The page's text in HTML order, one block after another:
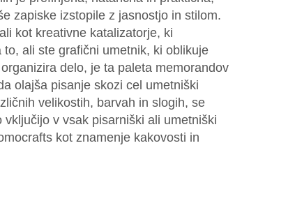
zapiske izstopile z jasnostjo in stilom.
kot kreativne katalizatorje, ki
ali ste grafični umetnik, ki oblikuje
delo, je ta paleta memorandov
olajša pisanje skozi cel umetniški
velikostih, barvah in slogih, se
vključijo v vsak pisarniški ali umetniški
kot znamenje kakovosti in